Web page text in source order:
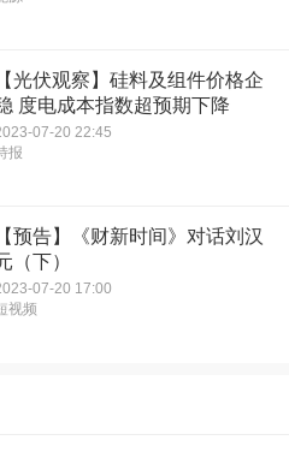
【光伏观察】硅料及组件价格企
度电成本指数超预期下降
07-20 22:45
报
【预告】《财新时间》对话刘汉
（下）
07-20 17:00
视频